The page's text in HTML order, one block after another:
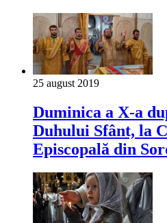
25 august 2019
Duminica a X-a
Duhului Sfânt, la
Episcopală din